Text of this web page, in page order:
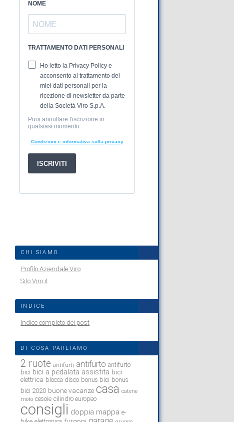
CHI SIAMO
Profilo Aziendale Viro
Sito Viro.it
INDICE
Indice completo dei post
DI COSA PARLIAMO
2 ruote antifurti antifurto antifurto
bici bici a pedalata assistita bici
elettrica blocca disco bonus bici bonus
bici 2020 buone vacanze casa catene
moto cesoie cilindro europeo
consigli doppia mappa e-